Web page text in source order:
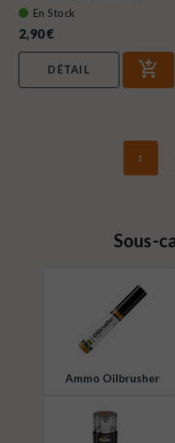
En Stock
2,90 €
DÉTAIL
1
Sous-
Ammo Oilbrusher